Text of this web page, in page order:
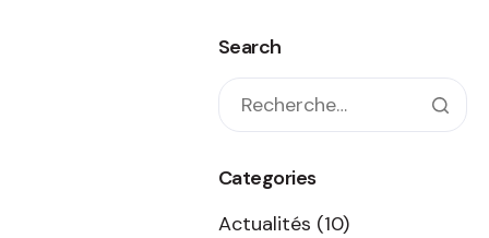
Search
Categories
Actualités (10)